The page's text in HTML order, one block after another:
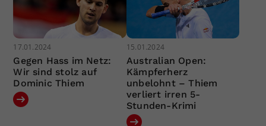
17.01.2024
Gegen Hass im Netz:
Wir sind stolz auf
Dominic Thiem
15.01.2024
Australian Open:
Kämpferherz
unbelohnt – Thiem
verliert irren 5-
Stunden-Krimi